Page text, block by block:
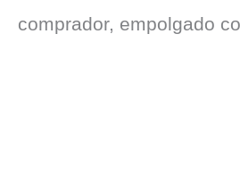
comprador, empolgado